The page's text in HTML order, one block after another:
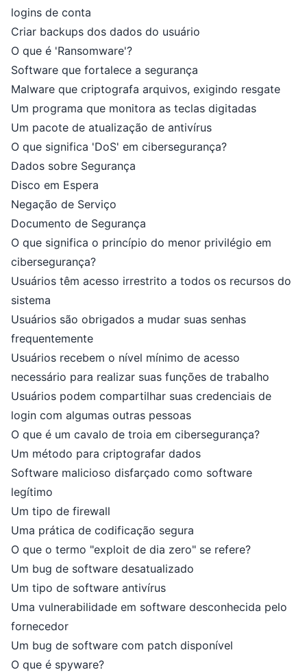
logins de conta
Criar backups dos dados do usuário
O que é 'Ransomware'?
Software que fortalece a segurança
Malware que criptografa arquivos, exigindo resgate
Um programa que monitora as teclas digitadas
Um pacote de atualização de antivírus
O que significa 'DoS' em cibersegurança?
Dados sobre Segurança
Disco em Espera
Negação de Serviço
Documento de Segurança
O que significa o princípio do menor privilégio em
cibersegurança?
Usuários têm acesso irrestrito a todos os recursos do
sistema
Usuários são obrigados a mudar suas senhas
frequentemente
Usuários recebem o nível mínimo de acesso
necessário para realizar suas funções de trabalho
Usuários podem compartilhar suas credenciais de
login com algumas outras pessoas
O que é um cavalo de troia em cibersegurança?
Um método para criptografar dados
Software malicioso disfarçado como software
legítimo
Um tipo de firewall
Uma prática de codificação segura
O que o termo "exploit de dia zero" se refere?
Um bug de software desatualizado
Um tipo de software antivírus
Uma vulnerabilidade em software desconhecida pelo
fornecedor
Um bug de software com patch disponível
O que é spyware?